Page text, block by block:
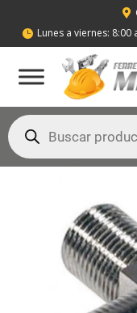

 Lunes a viernes: 8:00
Búsqueda
de
productos